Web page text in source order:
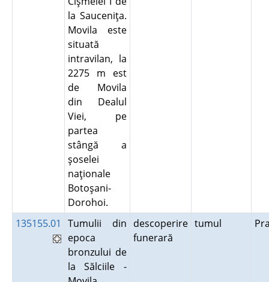
la Sauceniţa.
Movila este
situată
intravilan, la
2275 m est
de Movila
din Dealul
Viei, pe
partea
stângă a
şoselei
naţionale
Botoşani-
Dorohoi.
135155.01
Tumulii din
epoca
bronzului de
la Sălciile -
descoperire
funerară
tumul